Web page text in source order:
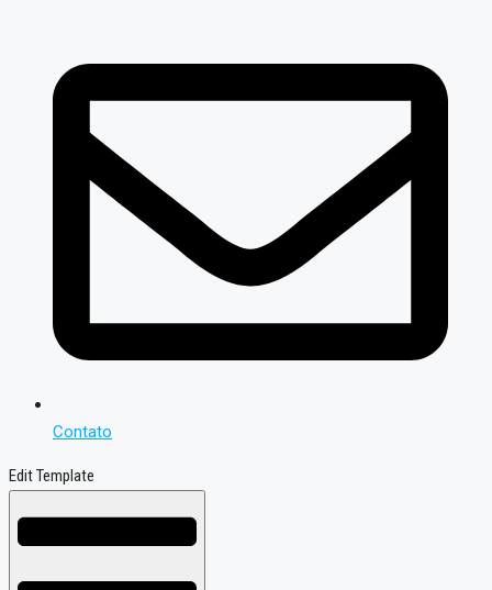
Contato
Edit Template